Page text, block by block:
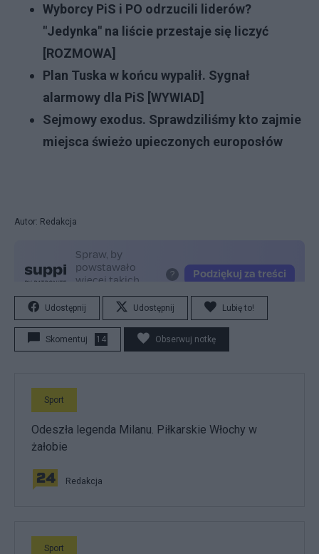
Wyborcy PiS i PO odrzucili liderów?
"Jedynka" na liście przestaje się liczyć
[ROZMOWA]
Plan Tuska w końcu wypalił. Sygnał
alarmowy dla PiS [WYWIAD]
Sejmowy exodus. Sprawdziliśmy kto zajmie
miejsca świeżo upieczonych europosłów
Autor: Redakcja
Udostępnij Udostępnij Lubię to!
Skomentuj 14 Obserwuj notkę
Sport
Odeszła legenda Milanu. Piłkarskie Włochy w
żałobie
Redakcja
Sport